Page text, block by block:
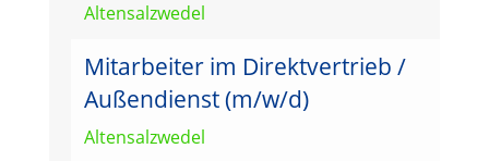
Altensalzwedel
Mitarbeiter im Direktvertrieb /
Außendienst (m/w/d)
Altensalzwedel